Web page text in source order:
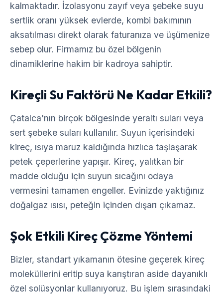
kalmaktadır. İzolasyonu zayıf veya şebeke suyu
sertlik oranı yüksek evlerde, kombi bakımının
aksatılması direkt olarak faturanıza ve üşümenize
sebep olur. Firmamız bu özel bölgenin
dinamiklerine hakim bir kadroya sahiptir.
Kireçli Su Faktörü Ne Kadar Etkili?
Çatalca'nın birçok bölgesinde yeraltı suları veya
sert şebeke suları kullanılır. Suyun içerisindeki
kireç, ısıya maruz kaldığında hızlıca taşlaşarak
petek çeperlerine yapışır. Kireç, yalıtkan bir
madde olduğu için suyun sıcağını odaya
vermesini tamamen engeller. Evinizde yaktığınız
doğalgaz ısısı, peteğin içinden dışarı çıkamaz.
Şok Etkili Kireç Çözme Yöntemi
Bizler, standart yıkamanın ötesine geçerek kireç
moleküllerini eritip suya karıştıran aside dayanıklı
özel solüsyonlar kullanıyoruz. Bu işlem sırasındaki